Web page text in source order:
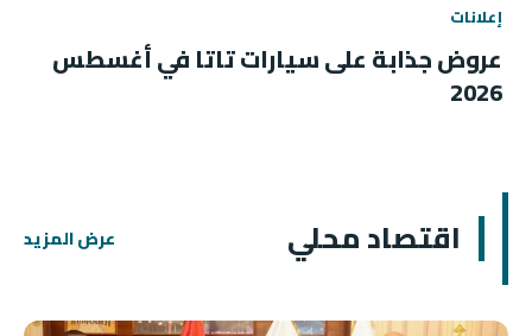
إعلانات
عروض جذابة على سيارات تاتا في أغسطس
2026
اقتصاد محلي عرض المزيد